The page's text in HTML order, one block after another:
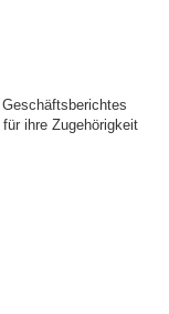
ihre Zugehörigkeit